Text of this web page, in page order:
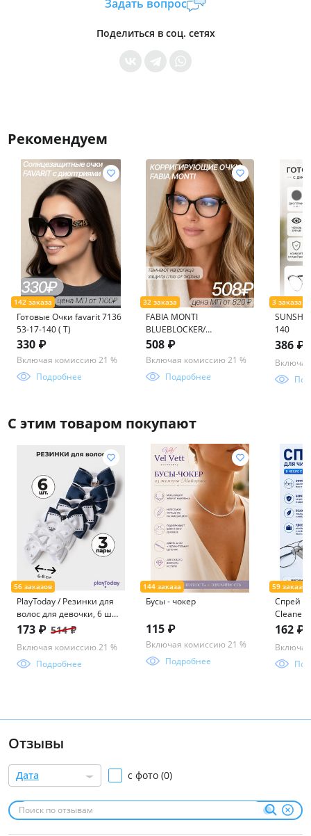
Уровень доступа:0
* Общие условия читайте в правилах сайта
Задать вопрос
Поделиться в соц. сетях
Рекомендуем
Готовые Очки favarit 7136
53-17-140 ( Т)
330 ₽
Включая комиссию 21 %
Подробнее
FABIA MONTI
BLUEBLOCKER/
ФОТОХРОМ FM457 55-17-
136
508 ₽
Включая комиссию 21 %
Подробнее
140
386 ₽
С этим товаром покупают
PlayToday / Резинки для
волос для девочки, 6 шт
в комплекте
173 ₽ 514 ₽
Включая комиссию 21 %
Подробнее
Бусы - чокер
115 ₽
Включая комиссию 21 %
Подробнее
Спрей
Cleaner
162 ₽
Отзывы
Дата с фото (0)